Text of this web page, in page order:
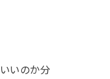
いのか分